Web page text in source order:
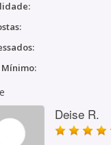
Deise R.